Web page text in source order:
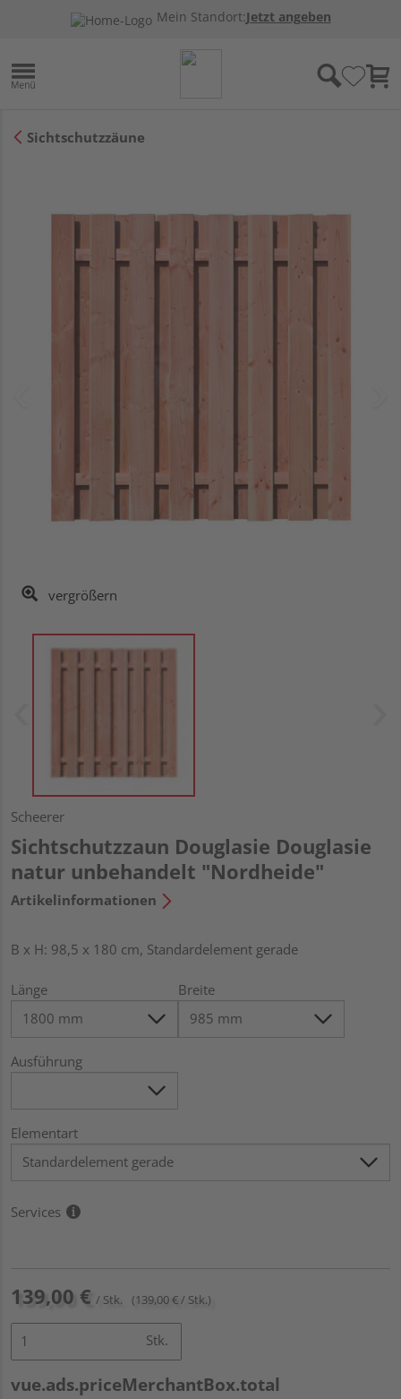
Mein Standort:Jetzt angeben
Sichtschutzzäune
vergrößern
Scheerer
Sichtschutzzaun Douglasie Douglasie
natur unbehandelt "Nordheide"
Artikelinformationen
B x H: 98,5 x 180 cm, Standardelement gerade
Länge Breite
Ausführung
Elementart
Services
139,00 € / Stk. (139,00 € / Stk.)
Stk.
vue.ads.priceMerchantBox.total